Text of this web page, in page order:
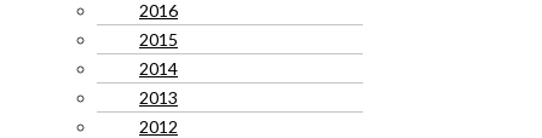
2016
2015
2014
2013
2012